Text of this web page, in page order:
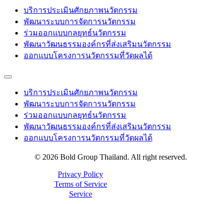
บริการประเมินศักยภาพนวัตกรรม
พัฒนาระบบการจัดการนวัตกรรม
ร่วมออกแบบกลยุทธ์นวัตกรรม
พัฒนาวัฒนธรรมองค์กรที่ส่งเสริมนวัตกรรม
ออกแบบโครงการนวัตกรรมที่วัดผลได้
บริการประเมินศักยภาพนวัตกรรม
พัฒนาระบบการจัดการนวัตกรรม
ร่วมออกแบบกลยุทธ์นวัตกรรม
พัฒนาวัฒนธรรมองค์กรที่ส่งเสริมนวัตกรรม
ออกแบบโครงการนวัตกรรมที่วัดผลได้
© 2026 Bold Group Thailand. All right reserved.
Privacy Policy
Terms of Service
Service